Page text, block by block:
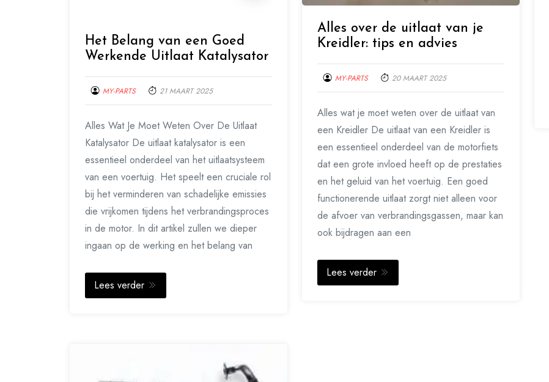
Het Belang van een Goed
Werkende Uitlaat Katalysator
MY-PARTS 21 MAART 2025
Alles Wat Je Moet Weten Over De Uitlaat
Katalysator De uitlaat katalysator is een
essentieel onderdeel van het uitlaatsysteem
van een voertuig. Het speelt een cruciale rol
bij het verminderen van schadelijke emissies
die vrijkomen tijdens het verbrandingsproces
in de motor. In dit artikel zullen we dieper
ingaan op de werking en het belang van
Lees verder
Alles over de uitlaat van je
Kreidler: tips en advies
MY-PARTS 20 MAART 2025
Alles wat je moet weten over de uitlaat van
een Kreidler De uitlaat van een Kreidler is
een essentieel onderdeel van de motorfiets
dat een grote invloed heeft op de prestaties
en het geluid van het voertuig. Een goed
functionerende uitlaat zorgt niet alleen voor
de afvoer van verbrandingsgassen, maar kan
ook bijdragen aan een
Lees verder